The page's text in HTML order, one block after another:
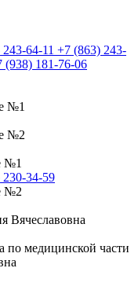
64-11 +7 (863) 243-
(938) 181-76-06
№1
№2
№1
34-59
№2
Вячеславовна
по медицинской части